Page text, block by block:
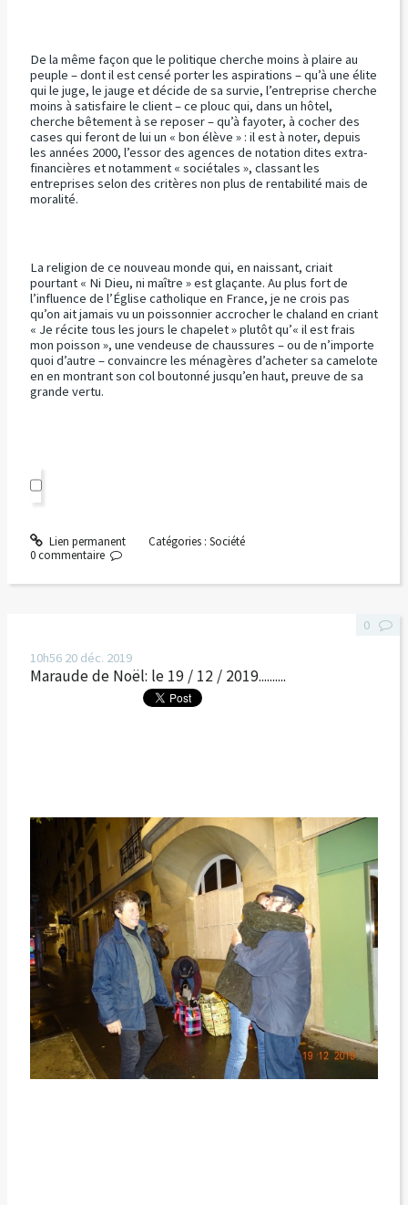
De la même façon que le politique cherche moins à plaire au
peuple – dont il est censé porter les aspirations – qu’à une élite
qui le juge, le jauge et décide de sa survie, l’entreprise cherche
moins à satisfaire le client – ce plouc qui, dans un hôtel,
cherche bêtement à se reposer – qu’à fayoter, à cocher des
cases qui feront de lui un « bon élève » : il est à noter, depuis
les années 2000, l’essor des agences de notation dites extra-
financières et notamment « sociétales », classant les
entreprises selon des critères non plus de rentabilité mais de
moralité.
La religion de ce nouveau monde qui, en naissant, criait
pourtant « Ni Dieu, ni maître » est glaçante. Au plus fort de
l’influence de l’Église catholique en France, je ne crois pas
qu’on ait jamais vu un poissonnier accrocher le chaland en criant
« Je récite tous les jours le chapelet » plutôt qu’« il est frais
mon poisson », une vendeuse de chaussures – ou de n’importe
quoi d’autre – convaincre les ménagères d’acheter sa camelote
en en montrant son col boutonné jusqu’en haut, preuve de sa
grande vertu.
Lien permanent Catégories : Société
0 commentaire
10h56 20 déc. 2019
Maraude de Noël: le 19 / 12 / 2019..........
0